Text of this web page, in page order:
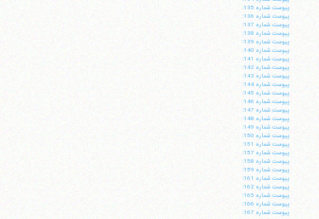
پيوست شماره 135:
پيوست شماره 136:
پيوست شماره 137:
پيوست شماره 138:
پيوست شماره 139:
پيوست شماره 140:
پيوست شماره 141:
پيوست شماره 142:
پيوست شماره 143:
پيوست شماره 144:
پيوست شماره 145:
پيوست شماره 146:
پيوست شماره 147:
پيوست شماره 148:
پيوست شماره 149:
پيوست شماره 150:
پيوست شماره 151:
پيوست شماره 157:
پيوست شماره 158:
پيوست شماره 159:
پيوست شماره 161:
پيوست شماره 162:
پيوست شماره 165:
پيوست شماره 166:
پيوست شماره 167: